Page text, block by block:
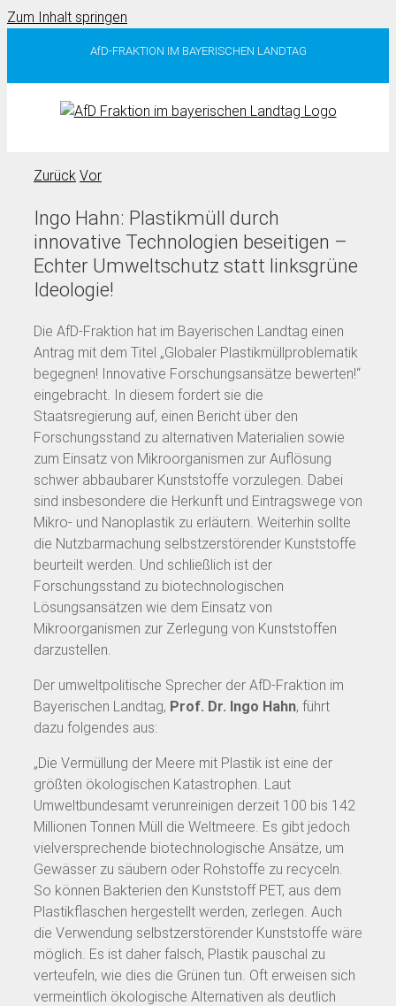
Zum Inhalt springen
AfD-FRAKTION IM BAYERISCHEN LANDTAG
Zurück Vor
Ingo Hahn: Plastikmüll durch
innovative Technologien beseitigen –
Echter Umweltschutz statt linksgrüne
Ideologie!
Die AfD-Fraktion hat im Bayerischen Landtag einen
Antrag mit dem Titel „Globaler Plastikmüllproblematik
begegnen! Innovative Forschungsansätze bewerten!“
eingebracht. In diesem fordert sie die
Staatsregierung auf, einen Bericht über den
Forschungsstand zu alternativen Materialien sowie
zum Einsatz von Mikroorganismen zur Auflösung
schwer abbaubarer Kunststoffe vorzulegen. Dabei
sind insbesondere die Herkunft und Eintragswege von
Mikro- und Nanoplastik zu erläutern. Weiterhin sollte
die Nutzbarmachung selbstzerstörender Kunststoffe
beurteilt werden. Und schließlich ist der
Forschungsstand zu biotechnologischen
Lösungsansätzen wie dem Einsatz von
Mikroorganismen zur Zerlegung von Kunststoffen
darzustellen.
Der umweltpolitische Sprecher der AfD-Fraktion im
Bayerischen Landtag, Prof. Dr. Ingo Hahn, führt
dazu folgendes aus:
„Die Vermüllung der Meere mit Plastik ist eine der
größten ökologischen Katastrophen. Laut
Umweltbundesamt verunreinigen derzeit 100 bis 142
Millionen Tonnen Müll die Weltmeere. Es gibt jedoch
vielversprechende biotechnologische Ansätze, um
Gewässer zu säubern oder Rohstoffe zu recyceln.
So können Bakterien den Kunststoff PET, aus dem
Plastikflaschen hergestellt werden, zerlegen. Auch
die Verwendung selbstzerstörender Kunststoffe wäre
möglich. Es ist daher falsch, Plastik pauschal zu
verteufeln, wie dies die Grünen tun. Oft erweisen sich
vermeintlich ökologische Alternativen als deutlich